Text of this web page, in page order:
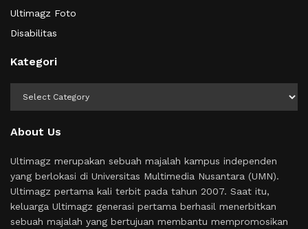
Ultimagz Foto
Disabilitas
Kategori
About Us
Ultimagz merupakan sebuah majalah kampus independen
yang berlokasi di Universitas Multimedia Nusantara (UMN).
Ultimagz pertama kali terbit pada tahun 2007. Saat itu,
keluarga Ultimagz generasi pertama berhasil menerbitkan
sebuah majalah yang bertujuan membantu mempromosikan